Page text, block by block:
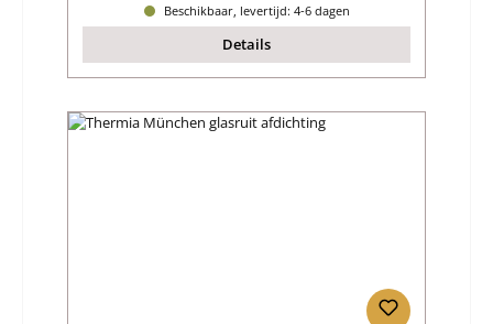
Beschikbaar, levertijd: 4-6 dagen
Details